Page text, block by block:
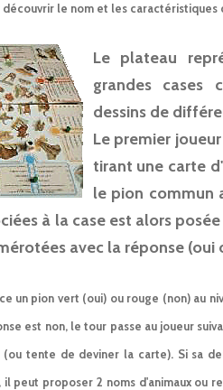
le nom et les caractéristiques
Le plateau
grandes cases
dessins de
Le premier
tirant une carte
le pion commun
à la case est alors
avec la réponse (oui
un pion vert (oui) ou rouge (non) au
est non, le tour passe au joueur
tente de deviner la carte). Si sa
peut proposer 2 noms d'animaux ou